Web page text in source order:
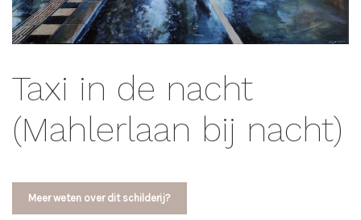
Taxi in de nacht
(Mahlerlaan bij nacht)
Meer weten over dit schilderij?